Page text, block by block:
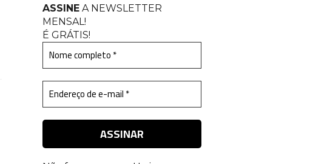
ASSINE A NEWSLETTER
MENSAL!
É GRÁTIS!